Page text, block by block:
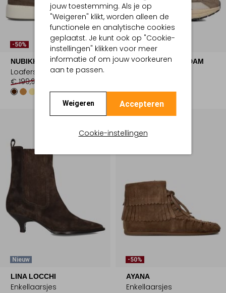
jouw toestemming. Als je op
"Weigeren" klikt, worden alleen de
functionele en analytische cookies
geplaatst. Je kunt ook op "Cookie-
instellingen" klikken voor meer
informatie of om jouw voorkeuren
aan te passen.
Weigeren Accepteren
Cookie-instellingen
-50%
NUBIKK
Loafers
€ 199,99
MERCER AMSTERDAM
Nieuw
LINA LOCCHI
Enkellaarsjes
-50%
AYANA
Enkellaarsjes